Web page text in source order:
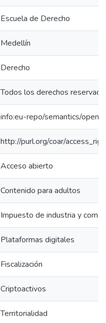
Escuela de Derecho
Medellín
Derecho
Todos los derechos
info:eu-repo/semantics/
http://purl.org/coar/
Acceso abierto
Contenido para adultos
Impuesto de industria y
Plataformas digitales
Fiscalización
Criptoactivos
Territorialidad